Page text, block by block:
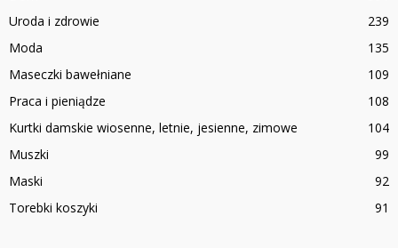
Uroda i zdrowie
239
Moda
135
Maseczki bawełniane
109
Praca i pieniądze
108
Kurtki damskie wiosenne, letnie, jesienne, zimowe
104
Muszki
99
Maski
92
Torebki koszyki
91